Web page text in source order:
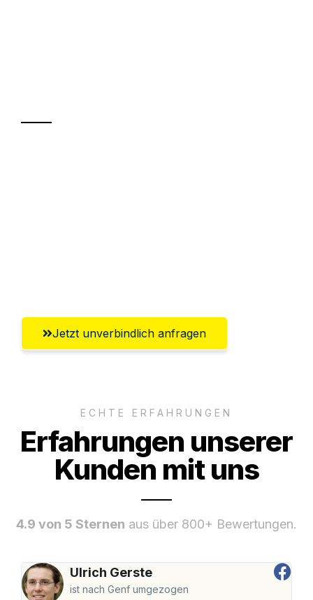
Jetzt unverbindlich anfragen
ECHTE ERFAHRUNGEN
Erfahrungen unserer
Kunden mit uns
4.9 von 5 Sternen aus über 800+ Bewertungen.
Ulrich Gerste
ist nach Genf umgezogen